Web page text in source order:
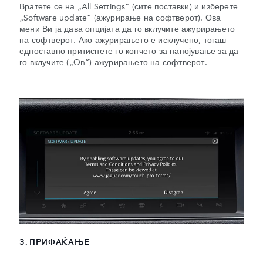
Вратете се на „All Settings“ (сите поставки) и изберете
„Software update“ (ажурирање на софтверот). Ова
мени Ви ја дава опцијата да го вклучите ажурирањето
на софтверот. Ако ажурирањето е исклучено, тогаш
едноставно притиснете го копчето за напојување за да
го вклучите („On“) ажурирањето на софтверот.
3. ПРИФАЌАЊЕ